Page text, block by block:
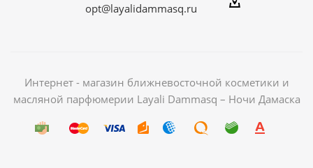
opt@layalidammasq.ru
Интернет - магазин ближневосточной косметики и
масляной парфюмерии Layali Dammasq – Ночи Дамаска